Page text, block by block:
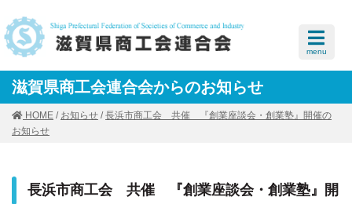
menu
滋賀県商工会連合会からのお知らせ
HOME / お知らせ /長浜市商工会 共催 『創業座談会・創業塾』開催の
お知らせ
長浜市商工会 共催 『創業座談会・創業塾』開